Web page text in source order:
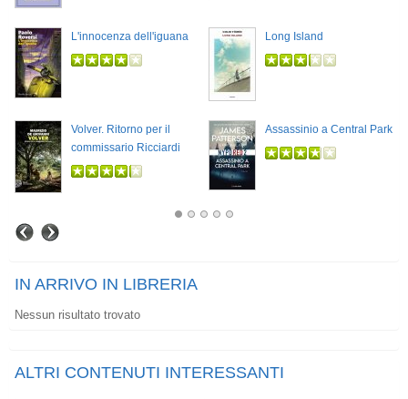
L'innocenza dell'iguana Long Island
Volver. Ritorno per il
commissario Ricciardi
Assassinio a Central Park
IN ARRIVO IN LIBRERIA
Nessun risultato trovato
ALTRI CONTENUTI INTERESSANTI